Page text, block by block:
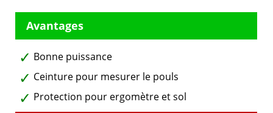
Bonne puissance
Ceinture pour mesurer le pouls
Protection pour ergomètre et sol